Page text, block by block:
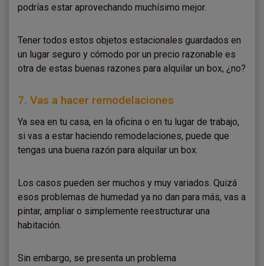
podrías estar aprovechando muchísimo mejor.
Tener todos estos objetos estacionales guardados en
un lugar seguro y cómodo por un precio razonable es
otra de estas buenas razones para alquilar un box, ¿no?
7. Vas a hacer remodelaciones
Ya sea en tu casa, en la oficina o en tu lugar de trabajo,
si vas a estar haciendo remodelaciones, puede que
tengas una buena razón para alquilar un box.
Los casos pueden ser muchos y muy variados. Quizá
esos problemas de humedad ya no dan para más, vas a
pintar, ampliar o simplemente reestructurar una
habitación.
Sin embargo, se presenta un problema